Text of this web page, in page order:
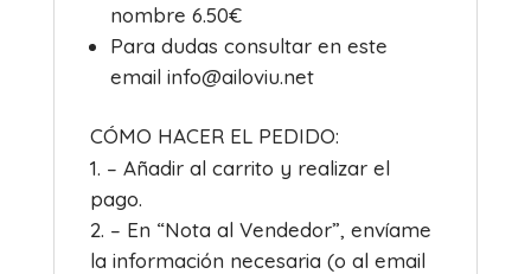
nombre 6.50€
Para dudas consultar en este
email info@ailoviu.net
CÓMO HACER EL PEDIDO:
– Añadir al carrito y realizar el
pago.
– En “Nota al Vendedor”, envíame
la información necesaria (o al email